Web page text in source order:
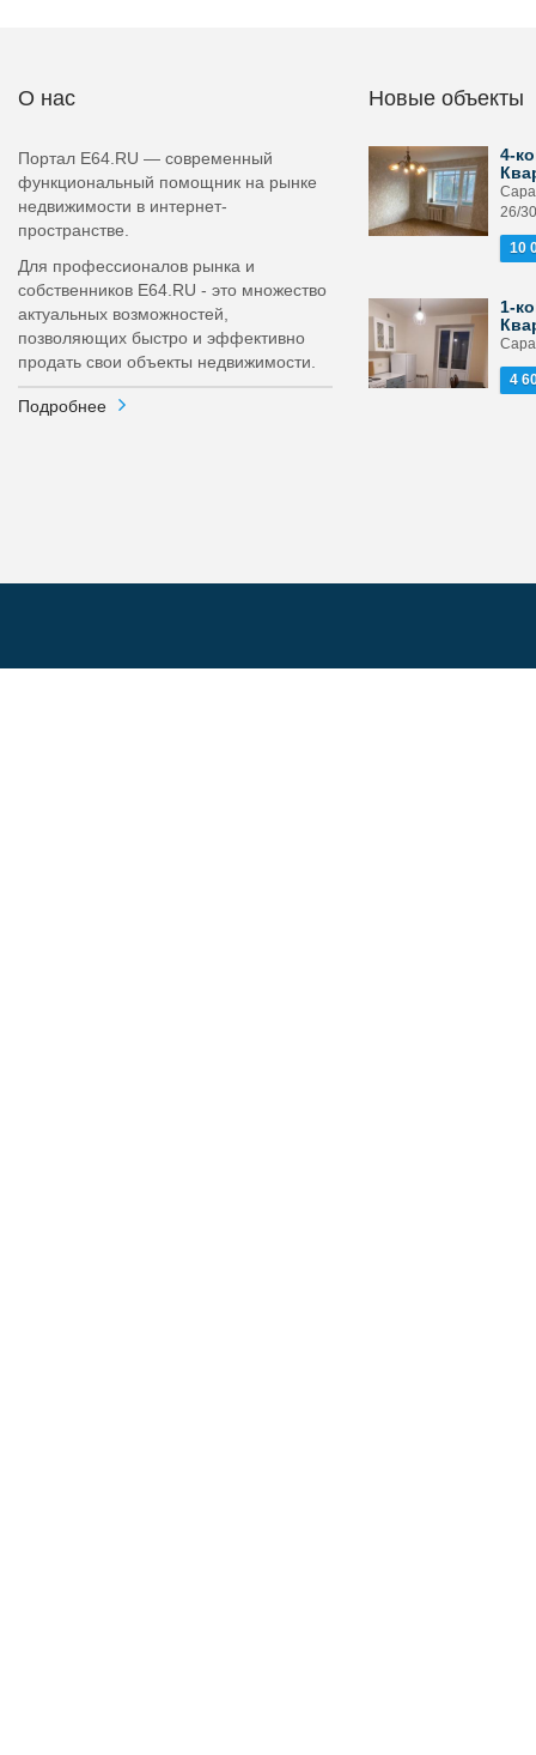
О нас
Портал E64.RU — современный
функциональный помощник на рынке
недвижимости в интернет-
пространстве.
Для профессионалов рынка и
собственников E64.RU - это множество
актуальных возможностей,
позволяющих быстро и эффективно
продать свои объекты недвижимости.
Подробнее
Новые объекты
4-
26/30
10
1-
4